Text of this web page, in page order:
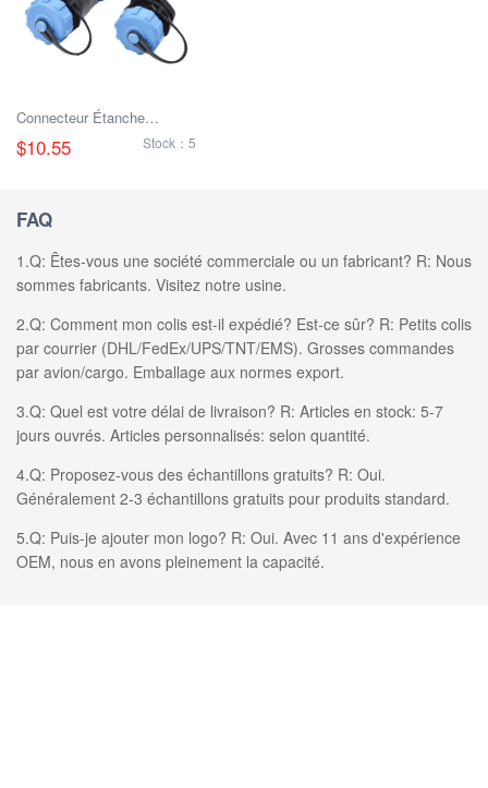
Connecteur Étanche
SD16/SP16
$10.55 Stock：5
FAQ
1.Q: Êtes-vous une société commerciale ou un fabricant? R: Nous
sommes fabricants. Visitez notre usine.
2.Q: Comment mon colis est-il expédié? Est-ce sûr? R: Petits colis
par courrier (DHL/FedEx/UPS/TNT/EMS). Grosses commandes
par avion/cargo. Emballage aux normes export.
3.Q: Quel est votre délai de livraison? R: Articles en stock: 5-7
jours ouvrés. Articles personnalisés: selon quantité.
4.Q: Proposez-vous des échantillons gratuits? R: Oui.
Généralement 2-3 échantillons gratuits pour produits standard.
5.Q: Puis-je ajouter mon logo? R: Oui. Avec 11 ans d'expérience
OEM, nous en avons pleinement la capacité.